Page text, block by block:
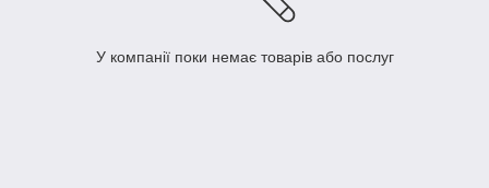
У компанії поки немає товарів або послуг